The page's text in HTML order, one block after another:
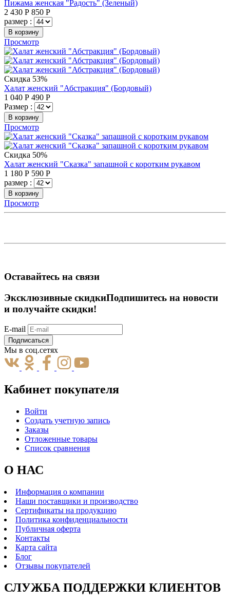
Пижама женская "Радость" (Зеленый)
2 430 Р 850 Р
размер :
В корзину
Просмотр
Скидка 53%
Халат женский "Абстракция" (Бордовый)
1 040 Р 490 Р
Размер :
В корзину
Просмотр
Скидка 50%
Халат женский "Сказка" запашной с коротким рукавом
1 180 Р 590 Р
размер :
В корзину
Просмотр
Оставайтесь на связи
Эксклюзивные скидкиПодпишитесь на новости
и получайте скидки!
E-mail
Подписаться
Мы в соц.сетях
Кабинет покупателя
Войти
Создать учетную запись
Заказы
Отложенные товары
Список сравнения
О НАС
Информация о компании
Наши поставщики и производство
Сертификаты на продукцию
Политика конфиденциальности
Публичная оферта
Контакты
Карта сайта
Блог
Отзывы покупателей
СЛУЖБА ПОДДЕРЖКИ КЛИЕНТОВ